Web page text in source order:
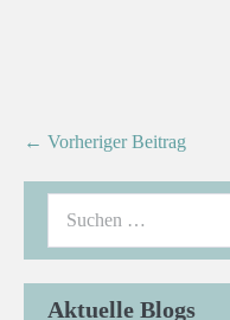
← Vorheriger Beitrag
Aktuelle Blogs